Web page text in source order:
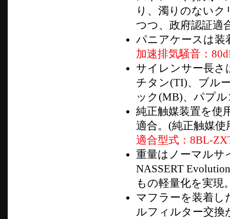
り、濁りのない
つつ、政府認証適
パニアケースは装
加速排気騒音：
サイレンサー長さ
チタン(TI)、ブル
ック(MB)、パプ
純正触媒装置を使
適合。(純正触媒使
適合型式：8BL-
重量はノーマルサ
NASSERT
もの軽量化を実現
マフラーを装着し
ルフィルター交換